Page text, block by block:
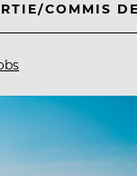
COMMIS